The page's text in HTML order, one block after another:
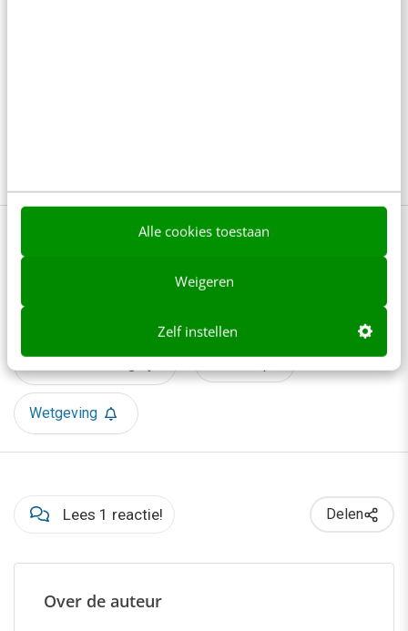
Alle cookies toestaan
Weigeren
Zelf instellen
Bekijk deze topics of volg ze via een
Wetgeving
Lees 1 reactie! Delen
Over de auteur